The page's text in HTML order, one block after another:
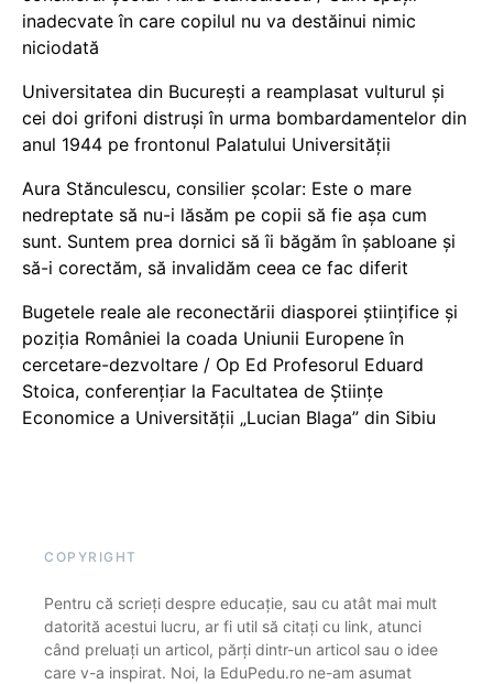
inadecvate în care copilul nu va destăinui nimic
niciodată
Universitatea din București a reamplasat vulturul și
cei doi grifoni distruși în urma bombardamentelor din
anul 1944 pe frontonul Palatului Universității
Aura Stănculescu, consilier școlar: Este o mare
nedreptate să nu-i lăsăm pe copii să fie așa cum
sunt. Suntem prea dornici să îi băgăm în șabloane și
să-i corectăm, să invalidăm ceea ce fac diferit
Bugetele reale ale reconectării diasporei științifice și
poziția României la coada Uniunii Europene în
cercetare-dezvoltare / Op Ed Profesorul Eduard
Stoica, conferențiar la Facultatea de Științe
Economice a Universității „Lucian Blaga” din Sibiu
COPYRIGHT
Pentru că scrieți despre educație, sau cu atât mai mult
datorită acestui lucru, ar fi util să citați cu link, atunci
când preluați un articol, părți dintr-un articol sau o idee
care v-a inspirat. Noi, la EduPedu.ro ne-am asumat